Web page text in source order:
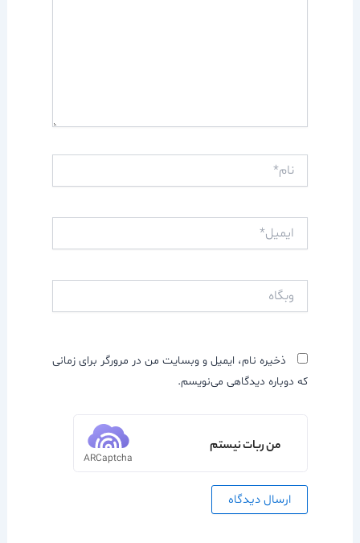
ذخیره نام، ایمیل و وبسایت من در مرورگر برای زمانی
که دوباره دیدگاهی می‌نویسم.
من ربات نیستم
ARCaptcha